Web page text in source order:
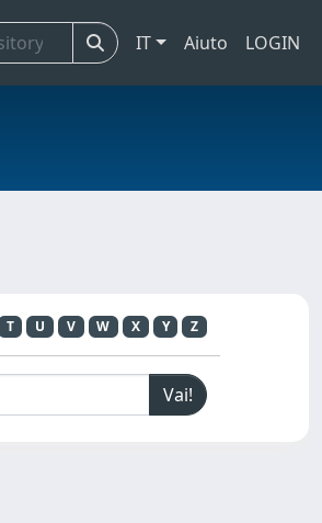
IT Aiuto LOGIN
T U V W X Y Z